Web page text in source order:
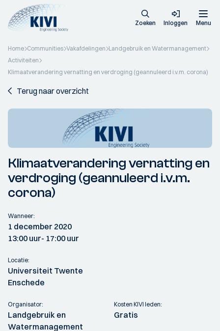
Zoeken Inloggen Menu
Home Communities Vakafdelingen Landgebruik en Watermanagement
Activiteiten
Klimaatverandering vernatting en verdroging (geannuleerd i.v.m. corona)
Terug naar overzicht
Klimaatverandering vernatting en
verdroging (geannuleerd i.v.m.
corona)
Wanneer:
1 december 2020
13:00 uur- 17:00 uur
Locatie:
Universiteit Twente
Enschede
Organisator:
Landgebruik en
Watermanagement
Kosten KIVI leden:
Gratis